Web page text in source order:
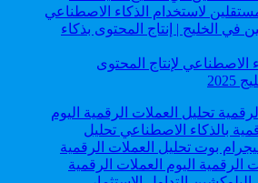
الاصطناعي لإنتاج المحتوى